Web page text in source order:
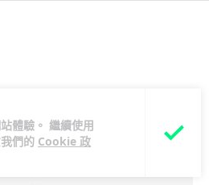
體驗。 繼續使用
們的 Cookie 政
NVIDIA 已近物理極限
繞過摩爾定律瓶頸